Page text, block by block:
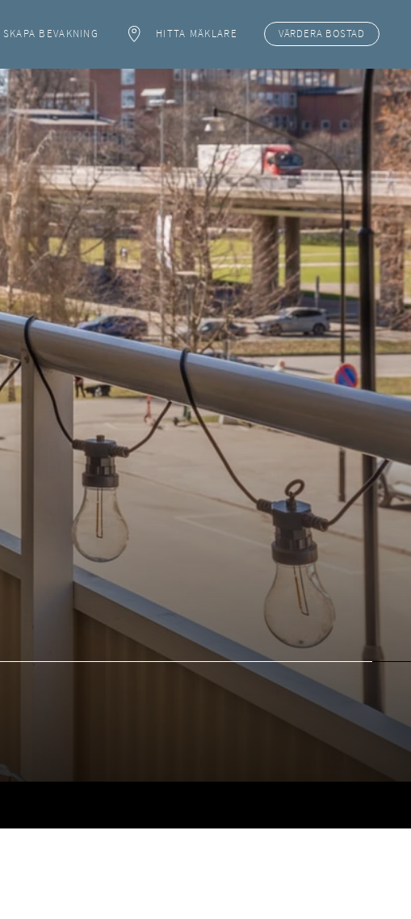
SKAPA BEVAKNING HITTA MÄKLARE VÄRDERA BOSTAD